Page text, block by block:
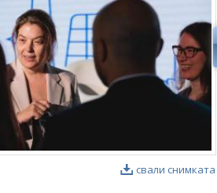
свали снимката